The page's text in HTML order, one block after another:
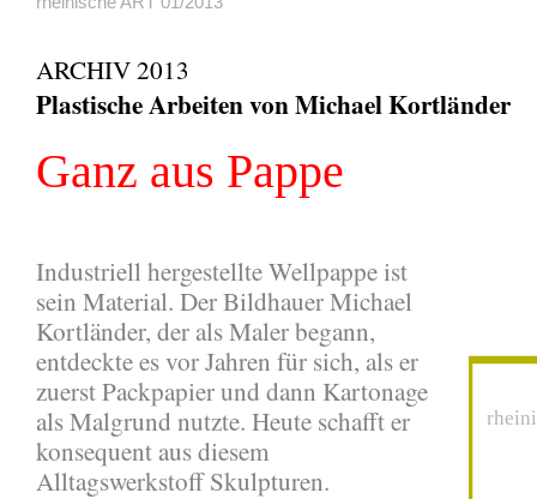
ARCHIV 2013
Plastische Arbeiten von Michael Kortländer
Ganz aus Pappe
Industriell hergestellte Wellpappe ist
sein Material. Der Bildhauer Michael
Kortländer, der als Maler begann,
entdeckte es vor Jahren für sich, als er
zuerst Packpapier und dann Kartonage
als Malgrund nutzte. Heute schafft er
konsequent aus diesem
Alltagswerkstoff Skulpturen.